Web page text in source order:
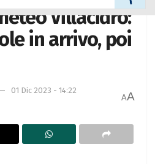
Villacidro:
in arrivo, poi
01 Dic 2023 - 14:22
AA